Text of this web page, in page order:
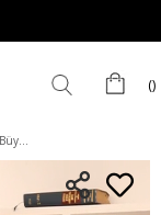
Kapşonlu Büyük Beden Saks Sweatshirt